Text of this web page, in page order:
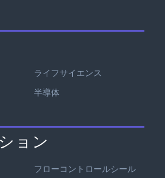
ライフサイエンス
半導体
ョン
フローコントロールシール